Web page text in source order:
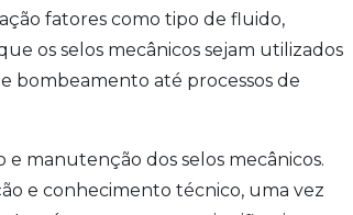
fatores como tipo de fluido,
os selos mecânicos sejam utilizados
bombeamento até processos de
manutenção dos selos mecânicos.
e conhecimento técnico, uma vez